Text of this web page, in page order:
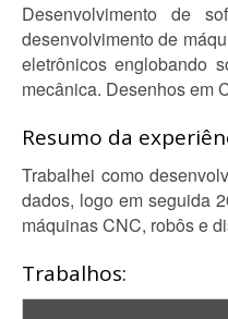
Desenvolvimento de
desenvolvimento de
eletrônicos englobando
mecânica. Desenhos em
Resumo da
Trabalhei como
dados, logo em seguida
máquinas CNC, robôs e
Trabalhos: